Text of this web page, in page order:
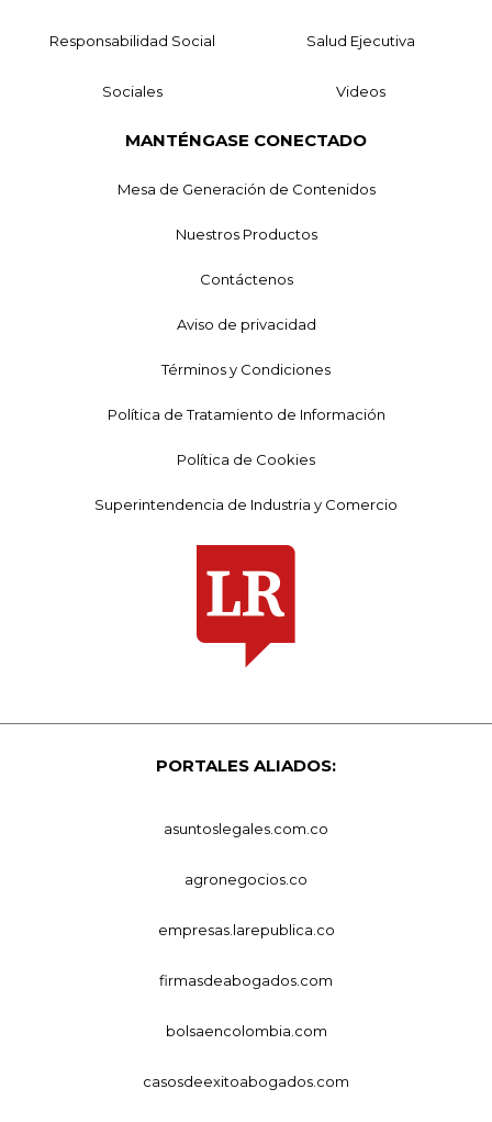
Responsabilidad Social Salud Ejecutiva
Sociales Videos
MANTÉNGASE CONECTADO
Mesa de Generación de Contenidos
Nuestros Productos
Contáctenos
Aviso de privacidad
Términos y Condiciones
Política de Tratamiento de Información
Política de Cookies
Superintendencia de Industria y Comercio
PORTALES ALIADOS:
asuntoslegales.com.co
agronegocios.co
empresas.larepublica.co
firmasdeabogados.com
bolsaencolombia.com
casosdeexitoabogados.com